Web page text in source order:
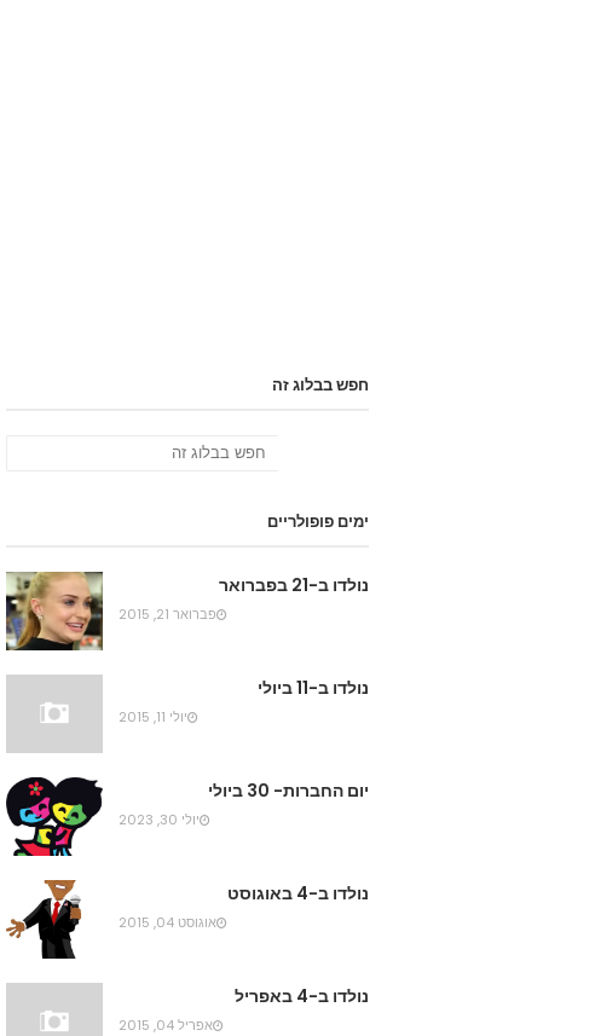
חפש בבלוג זה
ימים פופולריים
נולדו ב-21 בפברואר
פברואר 21, 2015
נולדו ב-11 ביולי
יולי 11, 2015
יום החברות- 30 ביולי
יולי 30, 2023
נולדו ב-4 באוגוסט
אוגוסט 04, 2015
נולדו ב-4 באפריל
אפריל 04, 2015